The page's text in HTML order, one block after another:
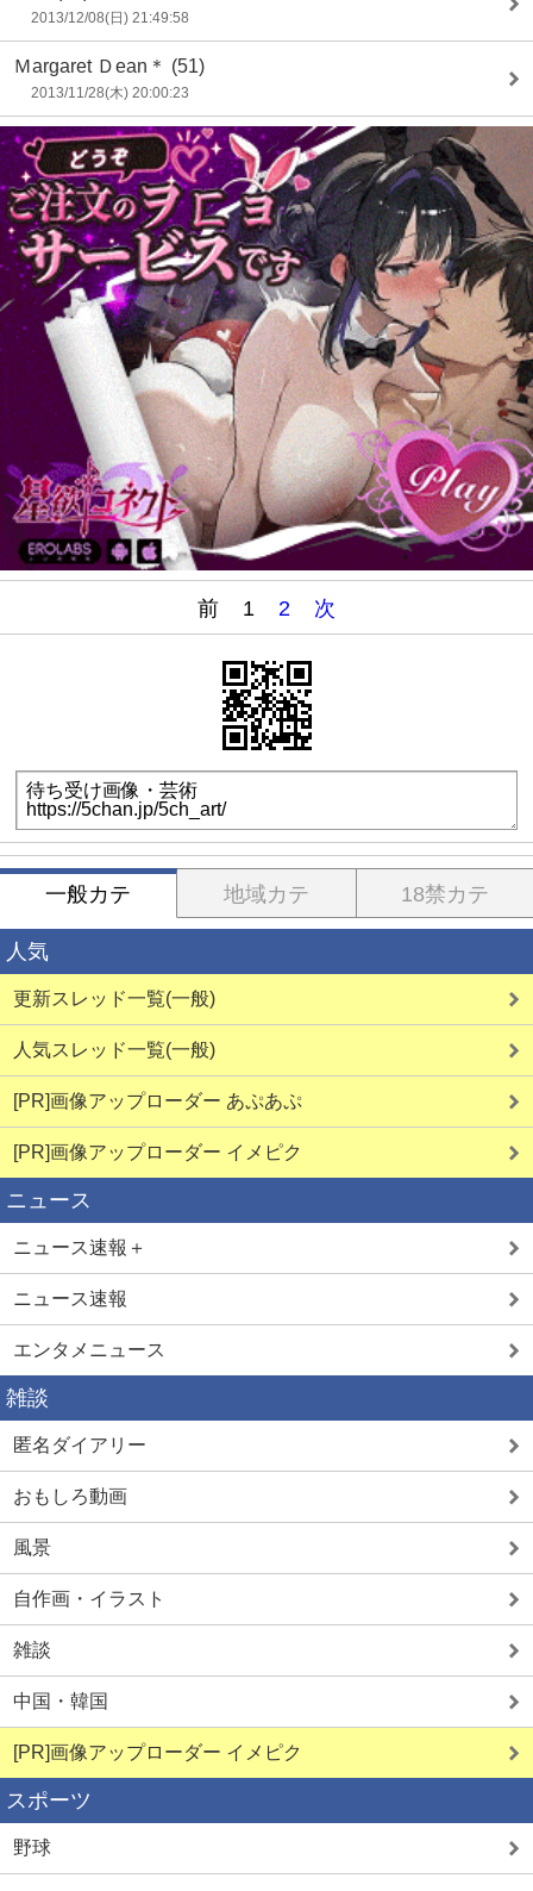
2013/12/08(日) 21:49:58
Ｍargaret Ｄean＊ (51)
2013/11/28(木) 20:00:23
前 1 2 次
一般カテ 地域カテ 18禁カテ
人気
更新スレッド一覧(一般)
人気スレッド一覧(一般)
[PR]画像アップローダー あぷあぷ
[PR]画像アップローダー イメピク
ニュース
ニュース速報＋
ニュース速報
エンタメニュース
雑談
匿名ダイアリー
おもしろ動画
風景
自作画・イラスト
雑談
中国・韓国
[PR]画像アップローダー イメピク
スポーツ
野球